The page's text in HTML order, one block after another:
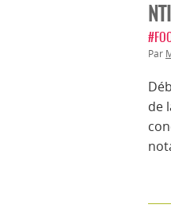
Par
de